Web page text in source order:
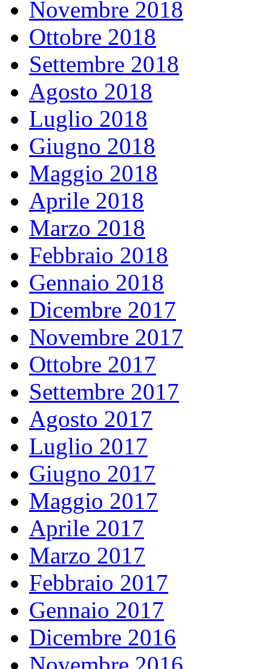
Novembre 2018
Ottobre 2018
Settembre 2018
Agosto 2018
Luglio 2018
Giugno 2018
Maggio 2018
Aprile 2018
Marzo 2018
Febbraio 2018
Gennaio 2018
Dicembre 2017
Novembre 2017
Ottobre 2017
Settembre 2017
Agosto 2017
Luglio 2017
Giugno 2017
Maggio 2017
Aprile 2017
Marzo 2017
Febbraio 2017
Gennaio 2017
Dicembre 2016